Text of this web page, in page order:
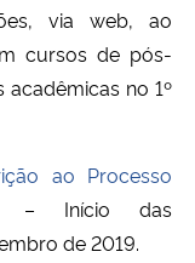
via web, ao
cursos de pós-
no 1º
ao Processo
– Início das
de 2019.